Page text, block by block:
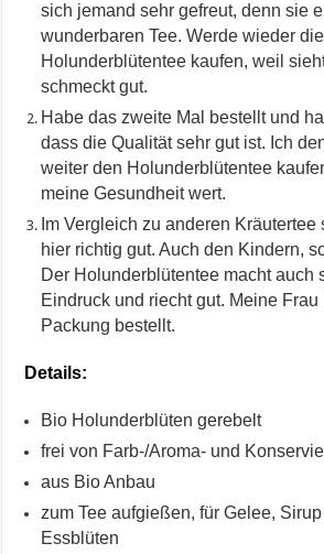
sich jemand sehr gefreut, denn sie
wunderbaren Tee. Werde wieder
Holunderblütentee kaufen, weil
schmeckt gut.
Habe das zweite Mal bestellt und
dass die Qualität sehr gut ist. Ich
weiter den Holunderblütentee
meine Gesundheit wert.
Im Vergleich zu anderen
hier richtig gut. Auch den Kindern,
Der Holunderblütentee macht auch
Eindruck und riecht gut. Meine Frau
Packung bestellt.
Details:
Bio Holunderblüten gerebelt
frei von Farb-/Aroma- und
aus Bio Anbau
zum Tee aufgießen, für Gelee,
Essblüten